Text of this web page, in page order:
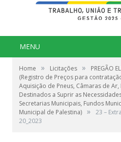
MENU
Home » Licitações »
PREGÃO
(Registro de Preços para
Aquisição de Pneus, Câmaras de
Destinados a Suprir as
Secretarias Municipais, Fundos
Municipal de Palestina) »
23 –
20_2023